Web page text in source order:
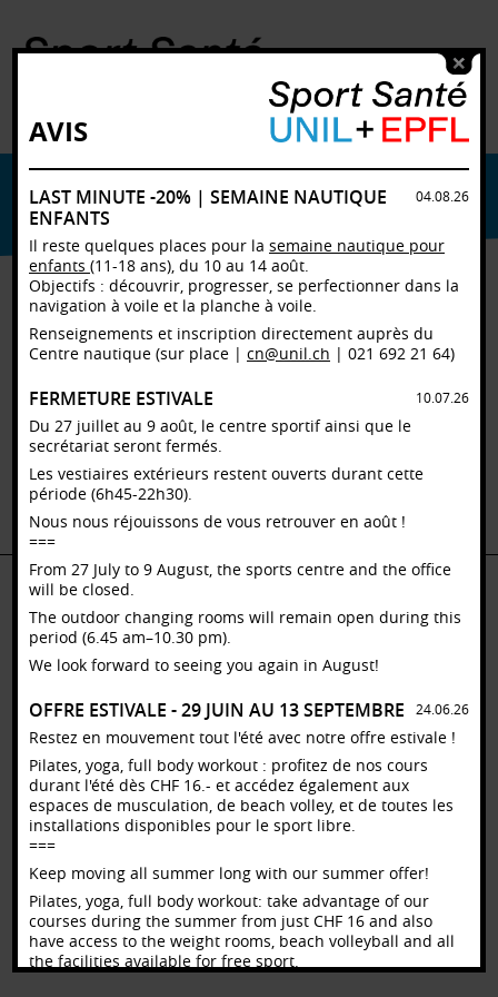
PLANNING PAR LIEU
SOS1
SOS2
Centre Sport et Santé
Plein air
Extérieur
MERCREDI 8 JUILLET
2026
16:00 à 22:00
Fermeture des salles
Contact – Mentions légales [
AVIS
04.08.26
LAST MINUTE -20% | SEMAINE NAUTIQUE
ENFANTS
Il reste quelques places pour la semaine nautique pour
enfants (11-18 ans), du 10 au 14 août.
Objectifs : découvrir, progresser, se perfectionner dans la
navigation à voile et la planche à voile.
Renseignements et inscription directement auprès du
Centre nautique (sur place | cn@unil.ch | 021 692 21 64)
10.07.26
FERMETURE ESTIVALE
Du 27 juillet au 9 août, le centre sportif ainsi que le
secrétariat seront fermés.
Les vestiaires extérieurs restent ouverts durant cette
période (6h45-22h30).
Nous nous réjouissons de vous retrouver en août !
===
From 27 July to 9 August, the sports centre and the office
will be closed.
The outdoor changing rooms will remain open during this
period (6.45 am–10.30 pm).
We look forward to seeing you again in August!
24.06.26
OFFRE ESTIVALE - 29 JUIN AU 13 SEPTEMBRE
Restez en mouvement tout l'été avec notre offre estivale !
Pilates, yoga, full body workout : profitez de nos cours
durant l'été dès CHF 16.- et accédez également aux
espaces de musculation, de beach volley, et de toutes les
installations disponibles pour le sport libre.
===
Keep moving all summer long with our summer offer!
Pilates, yoga, full body workout: take advantage of our
courses during the summer from just CHF 16 and also
have access to the weight rooms, beach volleyball and all
the facilities available for free sport.